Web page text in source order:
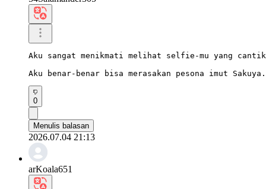
Aku sangat menikmati melihat selfie-mu yang
Aku benar-benar bisa merasakan pesona imut Sakuya.
0
Menulis balasan
2026.07.04 21:13
arKoala651